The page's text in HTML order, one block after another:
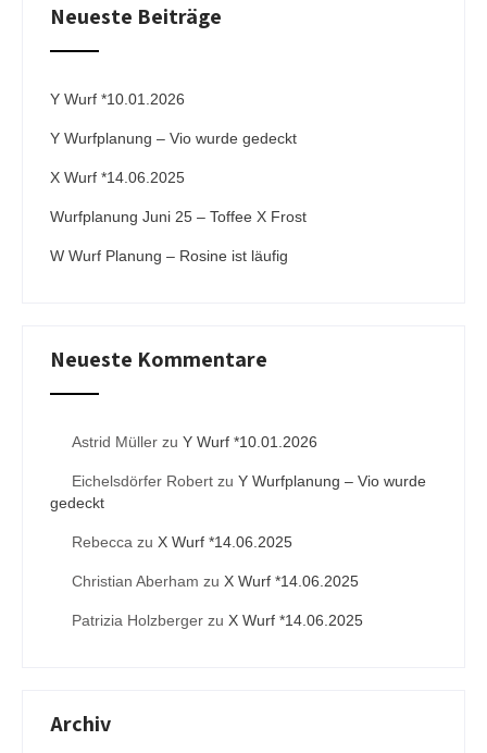
Neueste Beiträge
Y Wurf *10.01.2026
Y Wurfplanung – Vio wurde gedeckt
X Wurf *14.06.2025
Wurfplanung Juni 25 – Toffee X Frost
W Wurf Planung – Rosine ist läufig
Neueste Kommentare
Astrid Müller zu Y Wurf *10.01.2026
Eichelsdörfer Robert zu Y Wurfplanung – Vio wurde
gedeckt
Rebecca zu X Wurf *14.06.2025
Christian Aberham zu X Wurf *14.06.2025
Patrizia Holzberger zu X Wurf *14.06.2025
Archiv